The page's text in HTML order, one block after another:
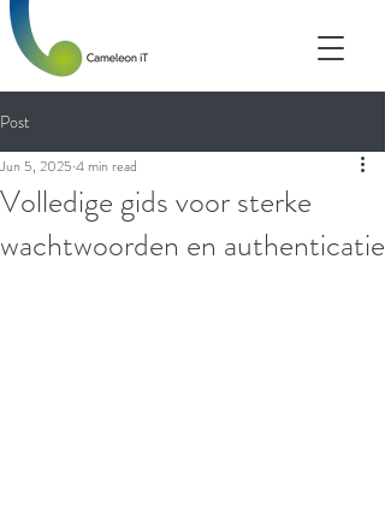
Post
Volledige gids voor sterke
wachtwoorden en authenticatie
Jun 5, 2025 4 min read